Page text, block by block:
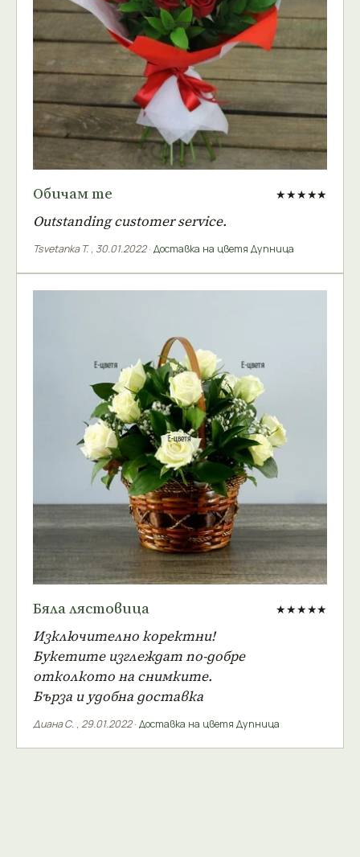
Обичам те ★★★★★
Outstanding customer service.
Tsvetanka T., 30.01.2022· Доставка на цветя Дупница
Бяла лястовица ★★★★★
Изключително коректни!
Букетите изглеждат по-добре
отколкото на снимките.
Бърза и удобна доставка
Диана С. , 29.01.2022· Доставка на цветя Дупница